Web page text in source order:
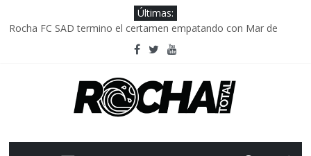
Últimas:
Rocha FC SAD termino el certamen empatando con Mar de
Delegación parlamentaria uruguaya llega a Israel; el Frente
Caso Charles Carrera: la causa que sobrevivió al paso del tiempo
Criminalidad en Uruguay: menos delitos,los homicidios son lo